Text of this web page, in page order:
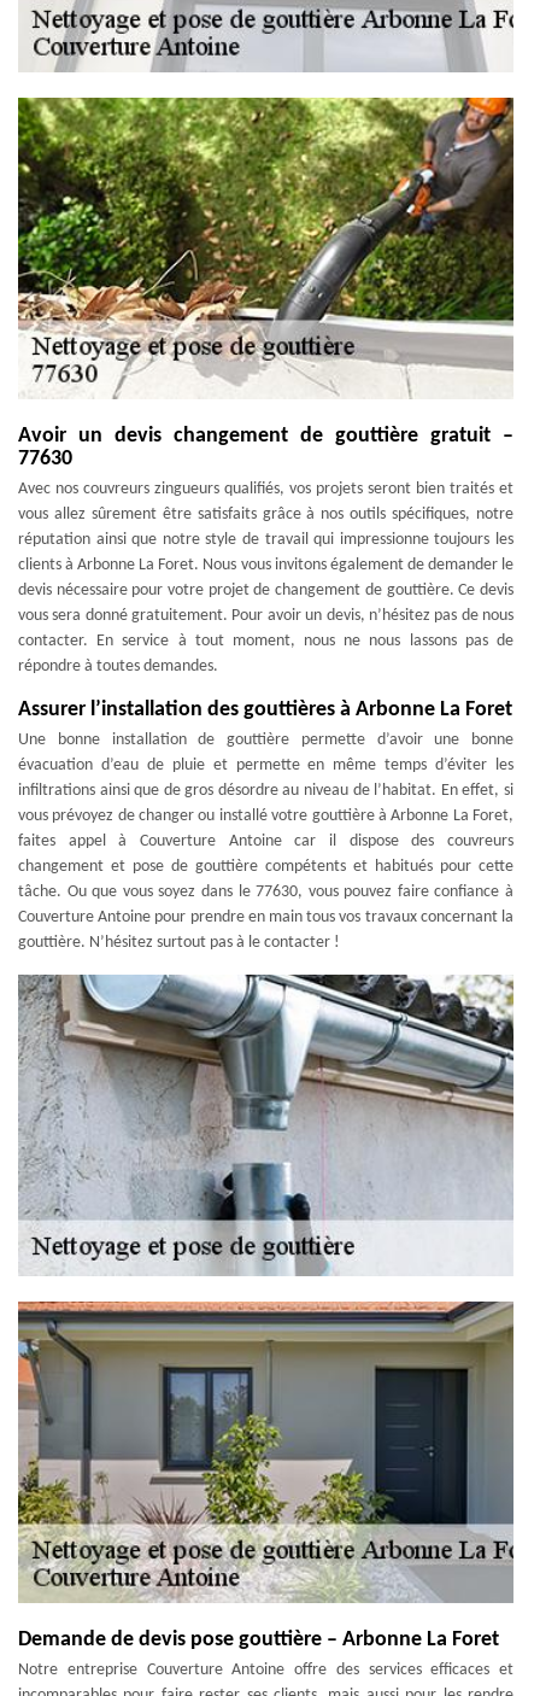
Avoir un devis changement de gouttière gratuit –
77630
Avec nos couvreurs zingueurs qualifiés, vos projets seront bien traités et
vous allez sûrement être satisfaits grâce à nos outils spécifiques, notre
réputation ainsi que notre style de travail qui impressionne toujours les
clients à Arbonne La Foret. Nous vous invitons également de demander le
devis nécessaire pour votre projet de changement de gouttière. Ce devis
vous sera donné gratuitement. Pour avoir un devis, n’hésitez pas de nous
contacter. En service à tout moment, nous ne nous lassons pas de
répondre à toutes demandes.
Assurer l’installation des gouttières à Arbonne La Foret
Une bonne installation de gouttière permette d’avoir une bonne
évacuation d’eau de pluie et permette en même temps d’éviter les
infiltrations ainsi que de gros désordre au niveau de l’habitat. En effet, si
vous prévoyez de changer ou installé votre gouttière à Arbonne La Foret,
faites appel à Couverture Antoine car il dispose des couvreurs
changement et pose de gouttière compétents et habitués pour cette
tâche. Ou que vous soyez dans le 77630, vous pouvez faire confiance à
Couverture Antoine pour prendre en main tous vos travaux concernant la
gouttière. N’hésitez surtout pas à le contacter !
Demande de devis pose gouttière – Arbonne La Foret
Notre entreprise Couverture Antoine offre des services efficaces et